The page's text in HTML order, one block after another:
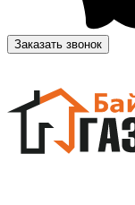
Заказать звонок